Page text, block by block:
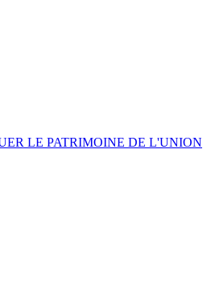
LE PATRIMOINE DE L'UNION